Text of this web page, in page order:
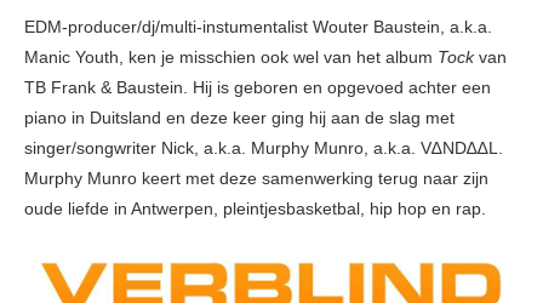
EDM-producer/dj/multi-instumentalist Wouter Baustein, a.k.a.
Manic Youth, ken je misschien ook wel van het album Tockvan
TB Frank & Baustein. Hij is geboren en opgevoed achter een
piano in Duitsland en deze keer ging hij aan de slag met
singer/songwriter Nick, a.k.a. Murphy Munro, a.k.a. V∆ND∆∆L.
Murphy Munro keert met deze samenwerking terug naar zijn
oude liefde in Antwerpen, pleintjesbasketbal, hip hop en rap.